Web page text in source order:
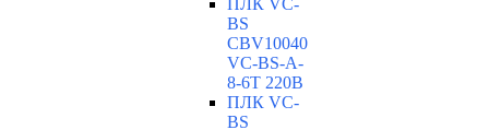
ПЛК VC-
BS
CBV10040
VC-ВS-A-
8-6T 220В
ПЛК VC-
BS